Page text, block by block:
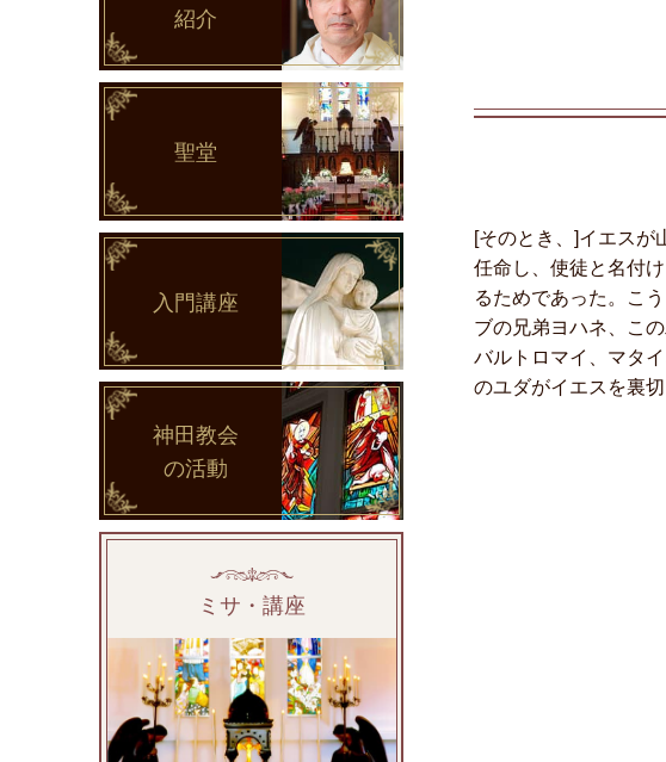
[そのとき、]イエスが
任命し、使徒と名付
るためであった。こ
ブの兄弟ヨハネ、こ
バルトロマイ、マタ
のユダがイエスを裏
紹介
聖堂
入門講座
神田教会
の活動
ミサ・講座